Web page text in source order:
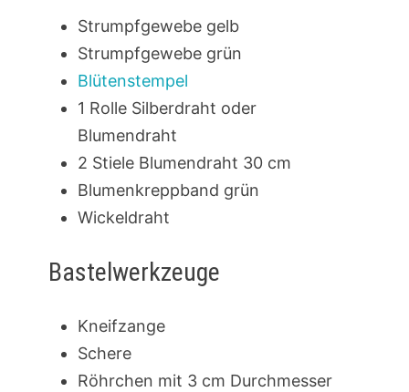
Strumpfgewebe gelb
Strumpfgewebe grün
Blütenstempel
1 Rolle Silberdraht oder
Blumendraht
2 Stiele Blumendraht 30 cm
Blumenkreppband grün
Wickeldraht
Bastelwerkzeuge
Kneifzange
Schere
Röhrchen mit 3 cm Durchmesser